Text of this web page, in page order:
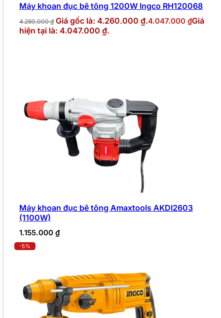
Máy khoan đục bê tông 1200W Ingco RH120068
4.260.000₫ Giá gốc là: 4.260.000 ₫.4.047.000 ₫Giá
hiện tại là: 4.047.000 ₫.
Máy khoan đục bê tông Amaxtools AKDI2603
(1100W)
1.155.000 ₫
-5%